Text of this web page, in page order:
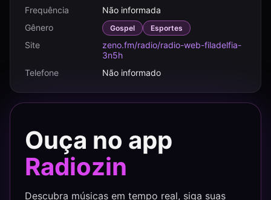
Frequência
Não informada
Gênero
Gospel Esportes
Site
zeno.fm/radio/radio-web-filadelfia-
3n5h
Telefone
Não informado
Ouça no app
Radiozin
Descubra músicas em tempo real, siga suas